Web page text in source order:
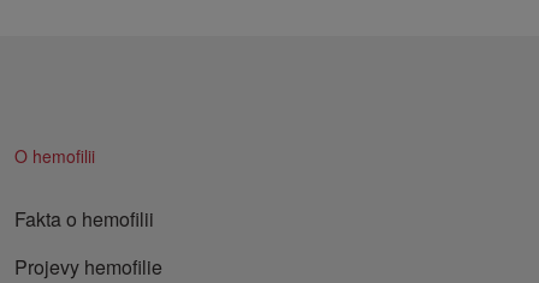
O hemofilii
Fakta o hemofilii
Projevy hemofilie